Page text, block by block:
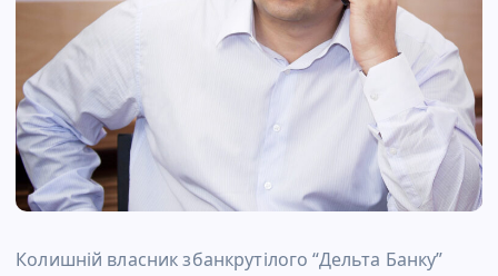
Колишній власник збанкрутілого “Дельта Банку”